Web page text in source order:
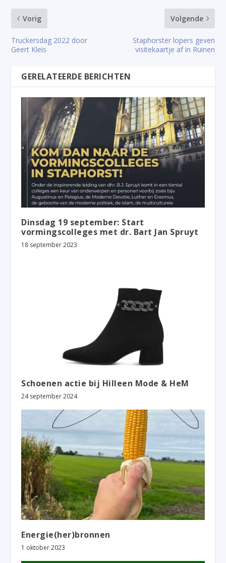
Vorig
Truckersdag 2022 door
Geert Kleis
Volgende
Staphorster lopers geven
visitekaartje af in Ruinen
GERELATEERDE BERICHTEN
Dinsdag 19 september: Start
vormingscolleges met dr. Bart Jan Spruyt
18 september 2023
Schoenen actie bij Hilleen Mode & HeM
24 september 2024
Energie(her)bronnen
1 oktober 2023